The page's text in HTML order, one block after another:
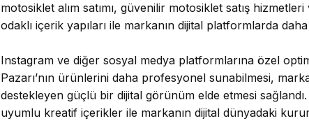
motosiklet alım satımı, güvenilir motosiklet satış
odaklı içerik yapıları ile markanın dijital platformlarda
Instagram ve diğer sosyal medya platformlarına özel
Pazarı’nın ürünlerini daha profesyonel sunabilmesi,
destekleyen güçlü bir dijital görünüm elde etmesi
uyumlu kreatif içerikler ile markanın dijital dünyadaki